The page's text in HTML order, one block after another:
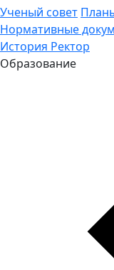
Ученый совет
Нормативные
История Ректор
Образование